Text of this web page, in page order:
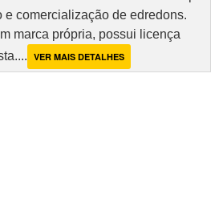
e comercialização de edredons.
marca própria, possui licença
VER MAIS DETALHES